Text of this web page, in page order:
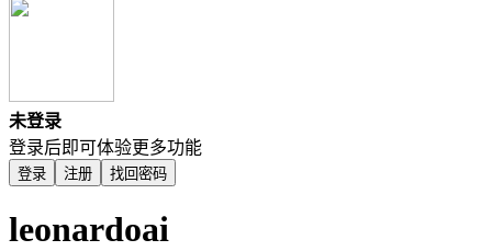
未登录
登录后即可体验更多功能
登录 注册 找回密码
leonardoai